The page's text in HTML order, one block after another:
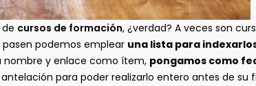
de cursos de formación, ¿verdad? A veces son
podemos emplear una lista para
nombre y enlace como ítem, pongamos como
para poder realizarlo entero antes de